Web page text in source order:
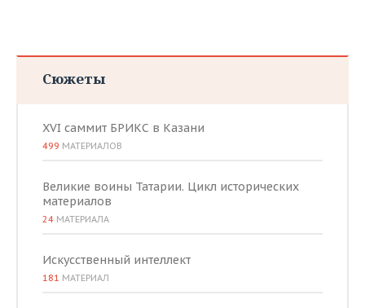
Сюжеты
XVI саммит БРИКС в Казани
499 МАТЕРИАЛОВ
Великие воины Татарии. Цикл исторических
материалов
24 МАТЕРИАЛА
Искусственный интеллект
181 МАТЕРИАЛ